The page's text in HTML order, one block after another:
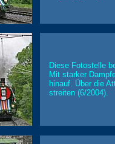
Diese Fotostelle
Mit starker
hinauf. Über die
streiten (6/2004).